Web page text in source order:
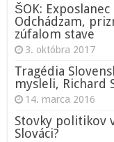
ŠOK:
Odchádzam,
zúfalom stave
3. októbra 2017
Tragédia
mysleli, Richard
14. marca 2016
Stovky politikov
Slováci?